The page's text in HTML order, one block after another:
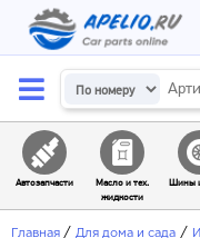
Автозапчасти
Масло и тех.
жидкости
Шины
Главная / Для дома и сада /